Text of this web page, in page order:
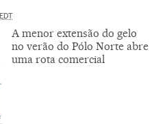
EDT
A menor extensão do gelo
no verão do Pólo Norte abre
uma rota comercial